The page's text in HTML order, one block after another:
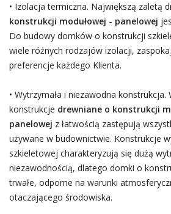
• Izolacja termiczna. Największą zaletą
konstrukcji modułowej - panelowej
Do budowy domków o konstrukcji
wiele różnych rodzajów izolacji,
preferencje każdego Klienta.
• Wytrzymała i niezawodna konstrukcja.
konstrukcje drewniane o konstrukcji
panelowej z łatwością zastępują
używane w budownictwie. Konstrukcje
szkieletowej charakteryzują się dużą
niezawodnością, dlatego domki o
trwałe, odporne na warunki
otaczającego środowiska.